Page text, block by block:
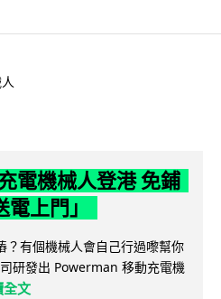
電機械人登港 免鋪
上門」
？有個機械人會自己行過嚟幫你
研發出 Powerman 移動充電機
全文